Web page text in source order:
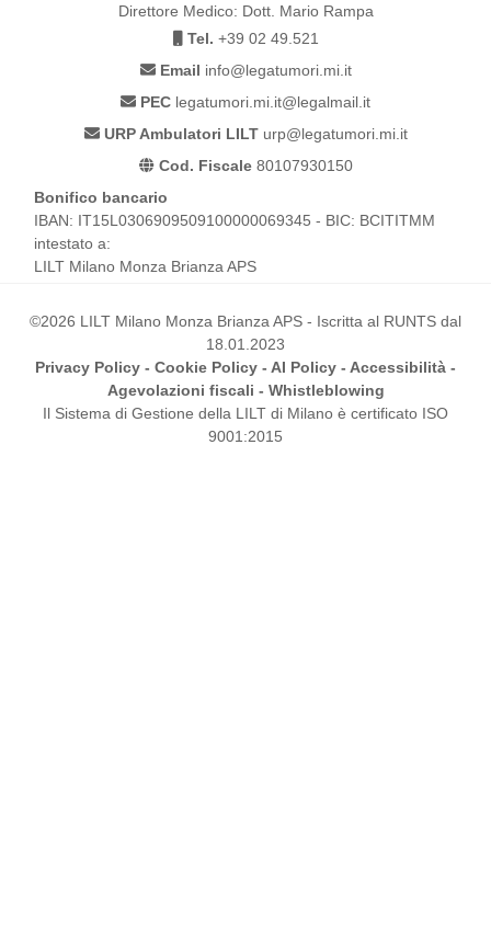
Direttore Medico: Dott. Mario Rampa
Tel. +39 02 49.521
Email info@legatumori.mi.it
PEC legatumori.mi.it@legalmail.it
URP Ambulatori LILTurp@legatumori.mi.it
Cod. Fiscale80107930150
Bonifico bancario
IBAN: IT15L0306909509100000069345 - BIC: BCITITMM
intestato a:
LILT Milano Monza Brianza APS
©2026 LILT Milano Monza Brianza APS - Iscritta al RUNTS dal
18.01.2023
Privacy Policy - Cookie Policy - AI Policy - Accessibilità -
Agevolazioni fiscali - Whistleblowing
Il Sistema di Gestione della LILT di Milano è certificato ISO
9001:2015